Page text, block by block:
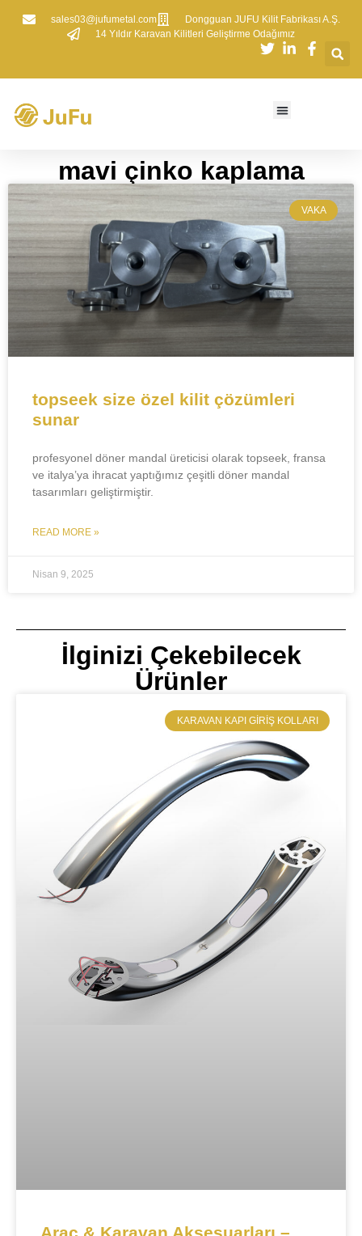
sales03@jufumetal.com
​Dongguan JUFU Kilit Fabrikası A.Ş.
​14 Yıldır Karavan Kilitleri Geliştirme Odağımız
mavi çinko kaplama
VAKA
topseek size özel kilit çözümleri
sunar​​
profesyonel döner mandal üreticisi olarak topseek, fransa
ve italya’ya ihracat yaptığımız çeşitli döner mandal
tasarımları geliştirmiştir.
READ MORE »
Nisan 9, 2025
İlginizi Çekebilecek
Ürünler
​KARAVAN KAPI GIRIŞ KOLLARI